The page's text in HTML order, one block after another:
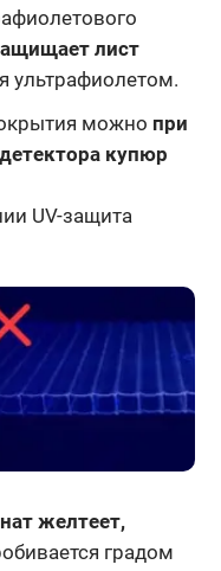
лист
ультрафиолетом.
можно при
купюр
UV-защита
желтеет,
градом